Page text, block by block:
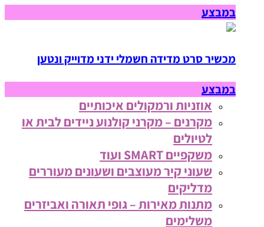
במבצע
מכשיר סרט מדידה חשמלי ידני מדוייק ונטען
במבצע
אוזניות ורמקולים איכותיים
מקרנים – מקרני קולנוע ניידים לבית או
לטיולים
משקפיים SMART ועוד
שעוני קיר מעוצבים ושעונים מעוררים
מדליקים
מתנות מאירות – גופי תאורה ואביזרים
משלימים